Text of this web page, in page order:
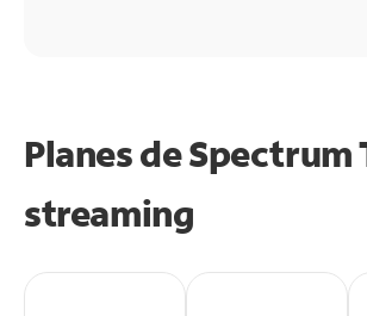
Planes de Spectrum
streaming